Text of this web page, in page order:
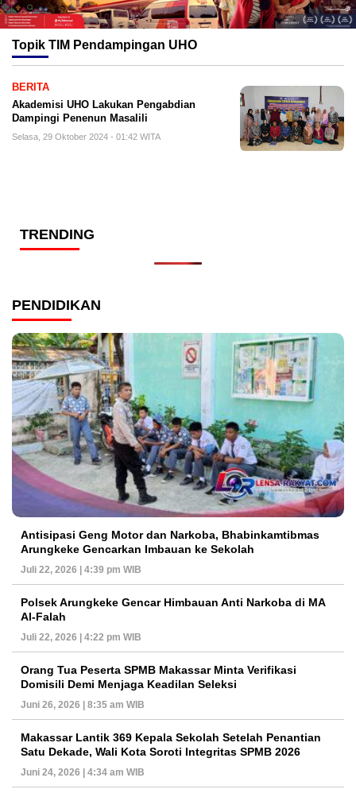
Topik TIM Pendampingan UHO
BERITA
Akademisi UHO Lakukan Pengabdian
Dampingi Penenun Masalili
Selasa, 29 Oktober 2024 - 01:42 WITA
TRENDING
PENDIDIKAN
Antisipasi Geng Motor dan Narkoba, Bhabinkamtibmas
Arungkeke Gencarkan Imbauan ke Sekolah
Juli 22, 2026 | 4:39 pm WIB
Polsek Arungkeke Gencar Himbauan Anti Narkoba di MA
Al-Falah
Juli 22, 2026 | 4:22 pm WIB
Orang Tua Peserta SPMB Makassar Minta Verifikasi
Domisili Demi Menjaga Keadilan Seleksi
Juni 26, 2026 | 8:35 am WIB
Makassar Lantik 369 Kepala Sekolah Setelah Penantian
Satu Dekade, Wali Kota Soroti Integritas SPMB 2026
Juni 24, 2026 | 4:34 am WIB